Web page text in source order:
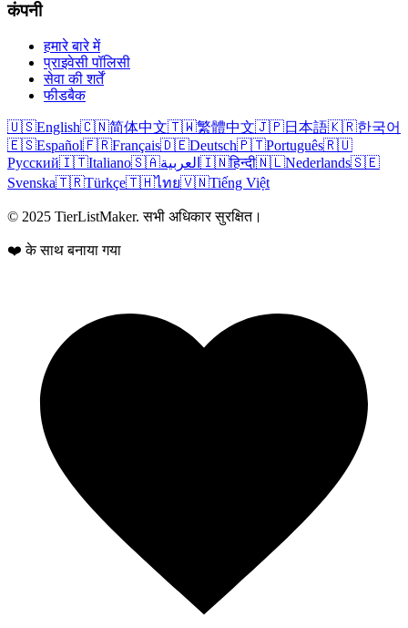
कंपनी
हमारे बारे में
प्राइवेसी पॉलिसी
सेवा की शर्तें
फीडबैक
🇺🇸English🇨🇳简体中文🇹🇼繁體中文🇯🇵日本語🇰🇷한국어
🇪🇸Español🇫🇷Français🇩🇪Deutsch🇵🇹Português🇷🇺
Русский🇮🇹Italiano🇸🇦العربية 🇮🇳हिन्दी🇳🇱Nederlands🇸🇪
Svenska🇹🇷Türkçe🇹🇭ไทย🇻🇳Tiếng Việt
© 2025 TierListMaker. सभी अधिकार सुरक्षित।
❤️ के साथ बनाया गया